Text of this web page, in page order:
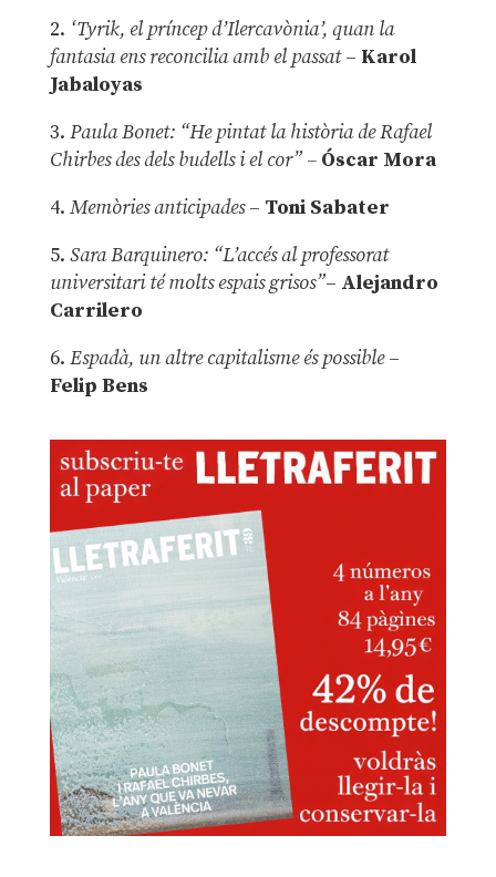
2. ‘Tyrik, el príncep d’Ilercavònia’, quan la
fantasia ens reconcilia amb el passat– Karol
Jabaloyas
3. Paula Bonet: “He pintat la història de Rafael
Chirbes des dels budells i el cor” –Óscar Mora
4. Memòries anticipades– Toni Sabater
5. Sara Barquinero: “L’accés al professorat
universitari té molts espais grisos”– Alejandro
Carrilero
6. Espadà, un altre capitalisme és possible –
Felip Bens